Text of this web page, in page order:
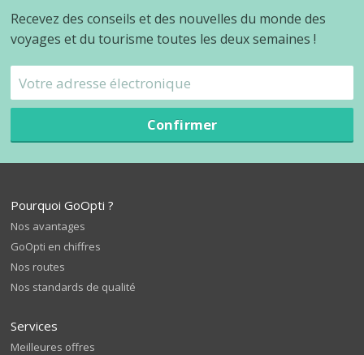
Recevez des conseils et des nouvelles du monde des
voyages et du tourisme toutes les deux semaines !
Confirmer
Pourquoi GoOpti ?
Nos avantages
GoOpti en chiffres
Nos routes
Nos standards de qualité
Services
Meilleures offres